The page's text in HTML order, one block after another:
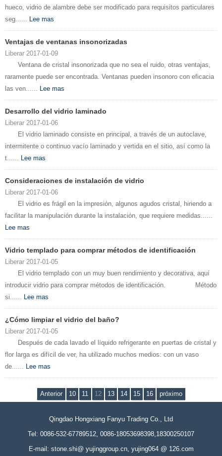
hueco, vidrio de alambre debe ser modificado para requisitos particulares
seg...... Lee mas
Ventajas de ventanas insonorizadas
Liberar 2017-01-09
Ventana de cristal insonorizada que no sea el ruido, otras ventajas,
raramente puede ser encontrada. Ventanas pueden insonoro con eficacia
las ven...... Lee mas
Desarrollo del vidrio laminado
Liberar 2017-01-06
El vidrio laminado consiste en principal, a través de un autoclave,
intermitente o continuo vacío laminado y vertida en el sitio, así como la
t...... Lee mas
Consideraciones de instalación de vidrio
Liberar 2017-01-06
El vidrio es frágil en la impresión, algunos agudos cristal, hiriendo a
facilitar la manipulación durante la instalación, que requiere medidas......
Lee mas
Vidrio templado para comprar métodos de identificación
Liberar 2017-01-05
El vidrio templado con un muy buen rendimiento y decorativa, aquí
introducir vidrio para comprar métodos de identificación. Método
si...... Lee mas
¿Cómo limpiar el vidrio del baño?
Liberar 2017-01-05
Después de cada lavado el líquido refrigerante en puertas de cristal y
flor larga es difícil de ver, ha utilizado muchos medios: con un vaso
de...... Lee mas
Anterior 10 11 12 13 14 15 16 próximo
Qingdao Hongxiang Fanyu Trading Co., Ltd
Tel: 0086-532-67789512, 0086-18053698398,18300250107
E-mail: stone.shi@ yujinggroup.cn, yujing064 @ 126.com